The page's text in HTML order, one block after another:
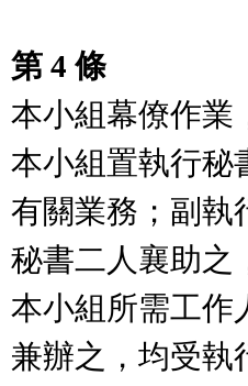
第 4 條
本小組幕僚作業
本小組置執行秘
有關業務；副執
秘書二人襄助之
本小組所需工作
兼辦之，均受執